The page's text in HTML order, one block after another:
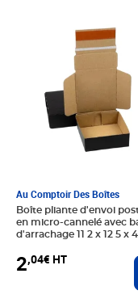
Au Comptoir Des Boîtes
Boîte pliante d'envoi
en micro-cannelé avec
d'arrachage 11 2 x 12 5 x
2,04€ HT